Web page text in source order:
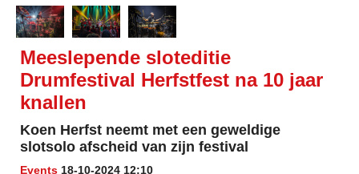
Meeslepende sloteditie
Drumfestival Herfstfest na 10 jaar
knallen
Koen Herfst neemt met een geweldige
slotsolo afscheid van zijn festival
Events 18-10-2024 12:10